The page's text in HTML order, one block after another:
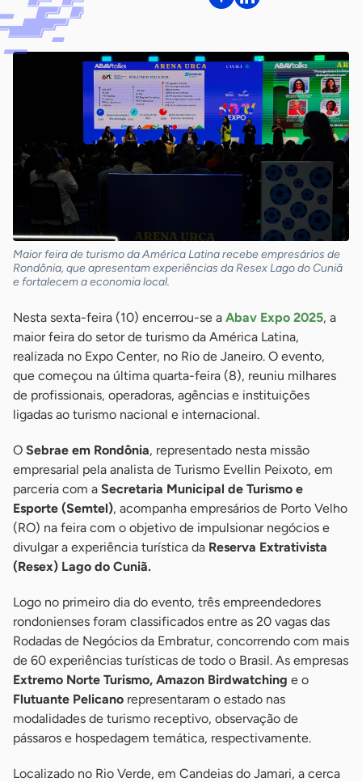
Maior feira de turismo da América Latina recebe empresários de
Rondônia, que apresentam experiências da Resex Lago do Cuniã
e fortalecem a economia local.
Nesta sexta-feira (10) encerrou-se a Abav Expo 2025, a
maior feira do setor de turismo da América Latina,
realizada no Expo Center, no Rio de Janeiro. O evento,
que começou na última quarta-feira (8), reuniu milhares
de profissionais, operadoras, agências e instituições
ligadas ao turismo nacional e internacional.
O Sebrae em Rondônia, representado nesta missão
empresarial pela analista de Turismo Evellin Peixoto, em
parceria com a Secretaria Municipal de Turismo e
Esporte (Semtel), acompanha empresários de Porto Velho
(RO) na feira com o objetivo de impulsionar negócios e
divulgar a experiência turística da Reserva Extrativista
(Resex) Lago do Cuniã.
Logo no primeiro dia do evento, três empreendedores
rondonienses foram classificados entre as 20 vagas das
Rodadas de Negócios da Embratur, concorrendo com mais
de 60 experiências turísticas de todo o Brasil. As empresas
Extremo Norte Turismo, Amazon Birdwatching e o
Flutuante Pelicano representaram o estado nas
modalidades de turismo receptivo, observação de
pássaros e hospedagem temática, respectivamente.
Localizado no Rio Verde, em Candeias do Jamari, a cerca